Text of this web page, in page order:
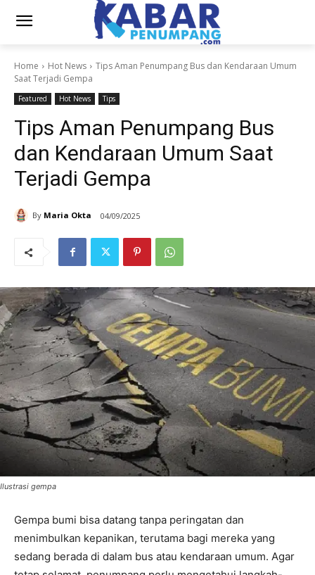
Home Hot News
Tips Aman Penumpang Bus dan Kendaraan Umum
Saat Terjadi Gempa
Featured Hot News Tips
Tips Aman Penumpang Bus
dan Kendaraan Umum Saat
Terjadi Gempa
By Maria Okta 04/09/2025
Ilustrasi gempa
Gempa bumi bisa datang tanpa peringatan dan
menimbulkan kepanikan, terutama bagi mereka yang
sedang berada di dalam bus atau kendaraan umum. Agar